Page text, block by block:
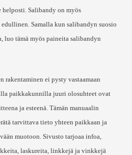
helposti. Salibandy on myös
Samalla kun salibandyn suosio
luo tämä myös paineita salibandyn
rakentaminen ei pysty vastaamaan
paikkakunnilla juuri olosuhteet ovat
ja esteenä. Tämän manuaalin
tarvittava tieto yhteen paikkaan ja
muotoon. Sivusto tarjoaa infoa,
laskureita, linkkejä ja vinkkejä